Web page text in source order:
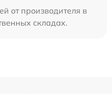
от производителя в
складах.